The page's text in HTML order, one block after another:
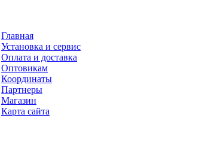
Главная
Установка и сервис
Оплата и доставка
Оптовикам
Координаты
Партнеры
Магазин
Карта сайта